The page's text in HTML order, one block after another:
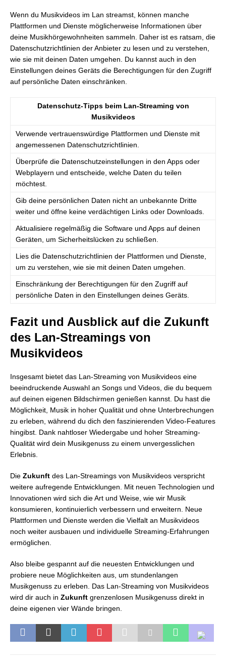
Wenn du Musikvideos im Lan streamst, können manche
Plattformen und Dienste möglicherweise Informationen über
deine Musikhörgewohnheiten sammeln. Daher ist es ratsam, die
Datenschutzrichtlinien der Anbieter zu lesen und zu verstehen,
wie sie mit deinen Daten umgehen. Du kannst auch in den
Einstellungen deines Geräts die Berechtigungen für den Zugriff
auf persönliche Daten einschränken.
Datenschutz-Tipps beim Lan-Streaming von
Musikvideos
Verwende vertrauenswürdige Plattformen und Dienste mit
angemessenen Datenschutzrichtlinien.
Überprüfe die Datenschutzeinstellungen in den Apps oder
Webplayern und entscheide, welche Daten du teilen
möchtest.
Gib deine persönlichen Daten nicht an unbekannte Dritte
weiter und öffne keine verdächtigen Links oder Downloads.
Aktualisiere regelmäßig die Software und Apps auf deinen
Geräten, um Sicherheitslücken zu schließen.
Lies die Datenschutzrichtlinien der Plattformen und Dienste,
um zu verstehen, wie sie mit deinen Daten umgehen.
Einschränkung der Berechtigungen für den Zugriff auf
persönliche Daten in den Einstellungen deines Geräts.
Fazit und Ausblick auf die Zukunft
des Lan-Streamings von
Musikvideos
Insgesamt bietet das Lan-Streaming von Musikvideos eine
beeindruckende Auswahl an Songs und Videos, die du bequem
auf deinen eigenen Bildschirmen genießen kannst. Du hast die
Möglichkeit, Musik in hoher Qualität und ohne Unterbrechungen
zu erleben, während du dich den faszinierenden Video-Features
hingibst. Dank nahtloser Wiedergabe und hoher Streaming-
Qualität wird dein Musikgenuss zu einem unvergesslichen
Erlebnis.
Die Zukunft des Lan-Streamings von Musikvideos verspricht
weitere aufregende Entwicklungen. Mit neuen Technologien und
Innovationen wird sich die Art und Weise, wie wir Musik
konsumieren, kontinuierlich verbessern und erweitern. Neue
Plattformen und Dienste werden die Vielfalt an Musikvideos
noch weiter ausbauen und individuelle Streaming-Erfahrungen
ermöglichen.
Also bleibe gespannt auf die neuesten Entwicklungen und
probiere neue Möglichkeiten aus, um stundenlangen
Musikgenuss zu erleben. Das Lan-Streaming von Musikvideos
wird dir auch in Zukunft grenzenlosen Musikgenuss direkt in
deine eigenen vier Wände bringen.